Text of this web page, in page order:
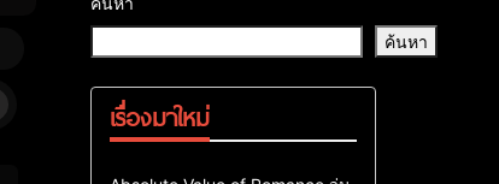
ค้นหา
เรื่องมาใหม่